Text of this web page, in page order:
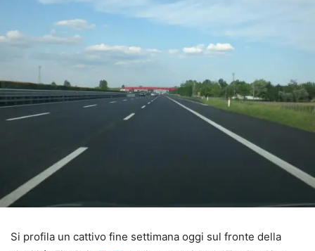
Si profila un cattivo fine settimana oggi sul fronte della